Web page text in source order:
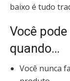
baixo é tudo
Você
quando…
Você nunca